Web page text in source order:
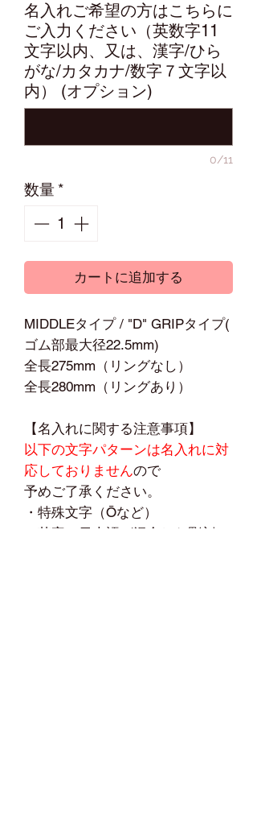
名入れご希望の方はこちらに
ご入力ください（英数字11
文字以内、又は、漢字/ひら
がな/カタカナ/数字７文字以
内） (オプション)
0/11
数量 *
カートに追加する
MIDDLEタイプ / "D" GRIPタイプ(
ゴム部最大径22.5mm)
全長275mm（リングなし）
全長280mm（リングあり）
【名入れに関する注意事項】
以下の文字パターンは名入れに対
応しておりませんので
予めご了承ください。
・特殊文字（Ōなど）
・英字と日本語が混合した彫刻